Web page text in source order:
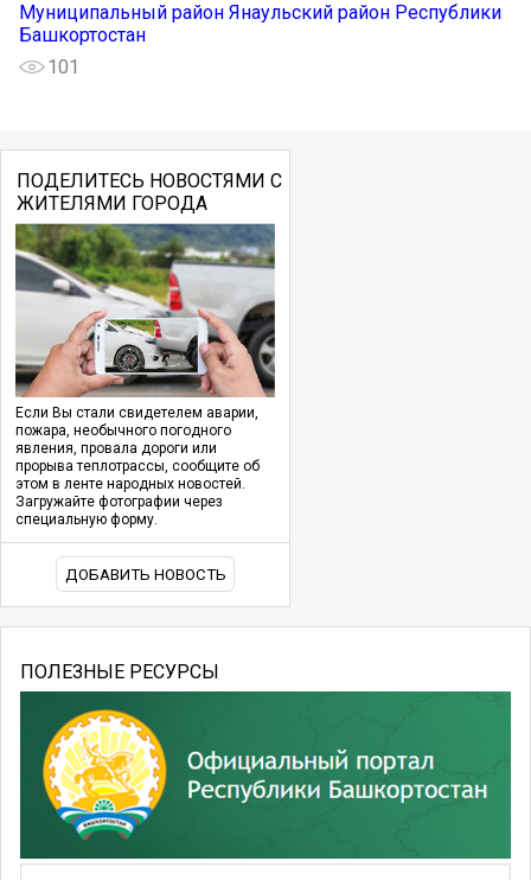
Муниципальный район Янаульский район Республики
Башкортостан
101
ПОДЕЛИТЕСЬ НОВОСТЯМИ С
ЖИТЕЛЯМИ ГОРОДА
Если Вы стали свидетелем аварии,
пожара, необычного погодного
явления, провала дороги или
прорыва теплотрассы, сообщите об
этом в ленте народных новостей.
Загружайте фотографии через
специальную форму.
ДОБАВИТЬ НОВОСТЬ
ПОЛЕЗНЫЕ РЕСУРСЫ